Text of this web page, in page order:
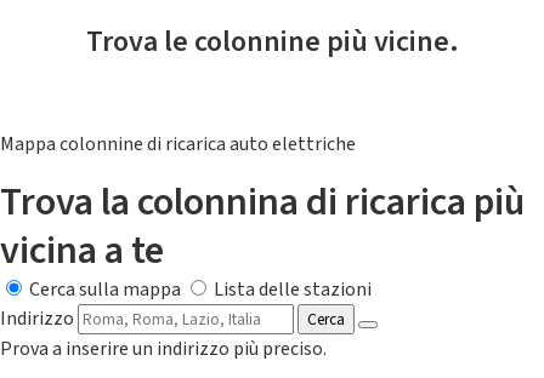
Trova le colonnine più vicine.
Mappa colonnine di ricarica auto elettriche
Trova la colonnina di ricarica più
vicina a te
Cerca sulla mappa
Lista delle stazioni
Indirizzo
Cerca
Prova a inserire un indirizzo più preciso.